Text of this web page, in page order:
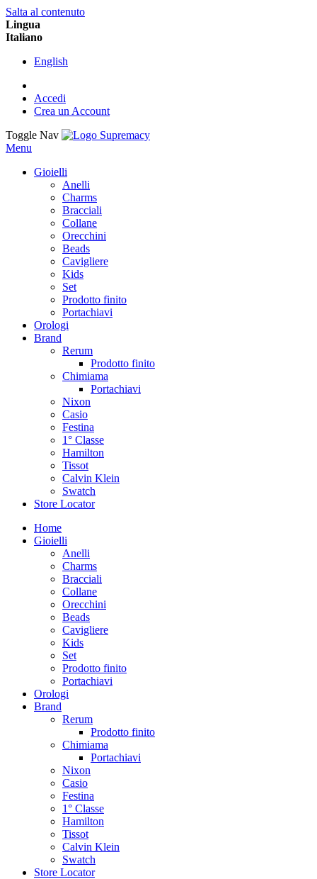
Salta al contenuto
Lingua
Italiano
English
Accedi
Crea un Account
Toggle Nav
Menu
Gioielli
Anelli
Charms
Bracciali
Collane
Orecchini
Beads
Cavigliere
Kids
Set
Prodotto finito
Portachiavi
Orologi
Brand
Rerum
Prodotto finito
Chimiama
Portachiavi
Nixon
Casio
Festina
1° Classe
Hamilton
Tissot
Calvin Klein
Swatch
Store Locator
Home
Gioielli
Anelli
Charms
Bracciali
Collane
Orecchini
Beads
Cavigliere
Kids
Set
Prodotto finito
Portachiavi
Orologi
Brand
Rerum
Prodotto finito
Chimiama
Portachiavi
Nixon
Casio
Festina
1° Classe
Hamilton
Tissot
Calvin Klein
Swatch
Store Locator